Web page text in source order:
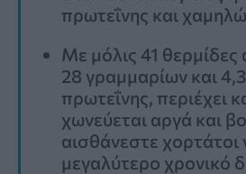
πρωτεΐνης και
Με μόλις 41 θερμίδες
28 γραμμαρίων και
πρωτεΐνης, περιέχει
χωνεύεται αργά και
αισθάνεστε χορτάτοι
μεγαλύτερο χρονικό